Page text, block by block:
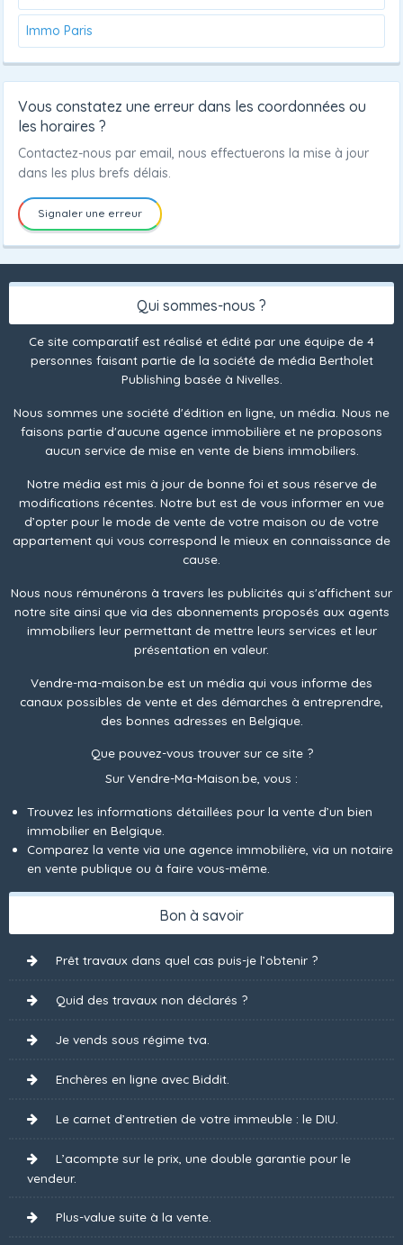
Immo Paris
Vous constatez une erreur dans les coordonnées ou
les horaires ?
Contactez-nous par email, nous effectuerons la mise à jour
dans les plus brefs délais.
Signaler une erreur
Qui sommes-nous ?
Ce site comparatif est réalisé et édité par une équipe de 4
personnes faisant partie de la société de média Bertholet
Publishing basée à Nivelles.
Nous sommes une société d'édition en ligne, un média. Nous ne
faisons partie d'aucune agence immobilière et ne proposons
aucun service de mise en vente de biens immobiliers.
Notre média est mis à jour de bonne foi et sous réserve de
modifications récentes. Notre but est de vous informer en vue
d’opter pour le mode de vente de votre maison ou de votre
appartement qui vous correspond le mieux en connaissance de
cause.
Nous nous rémunérons à travers les publicités qui s'affichent sur
notre site ainsi que via des abonnements proposés aux agents
immobiliers leur permettant de mettre leurs services et leur
présentation en valeur.
Vendre-ma-maison.be est un média qui vous informe des
canaux possibles de vente et des démarches à entreprendre,
des bonnes adresses en Belgique.
Que pouvez-vous trouver sur ce site ?
Sur Vendre-Ma-Maison.be, vous :
Trouvez les informations détaillées pour la vente d’un bien
immobilier en Belgique.
Comparez la vente via une agence immobilière, via un notaire
en vente publique ou à faire vous-même.
Bon à savoir
Prêt travaux dans quel cas puis-je l’obtenir ?
Quid des travaux non déclarés ?
Je vends sous régime tva.
Enchères en ligne avec Biddit.
Le carnet d’entretien de votre immeuble : le DIU.
L’acompte sur le prix, une double garantie pour le
vendeur.
Plus-value suite à la vente.